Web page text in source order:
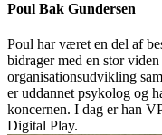
Poul Bak Gundersen
Poul har været en del af
bidrager med en stor
organisationsudvikling
er uddannet psykolog og
koncernen. I dag er han
Digital Play.